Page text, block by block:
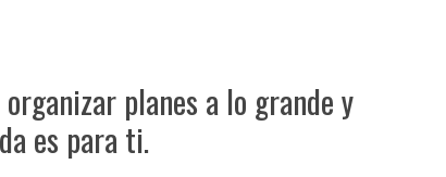
planes a lo grande y
es para ti.